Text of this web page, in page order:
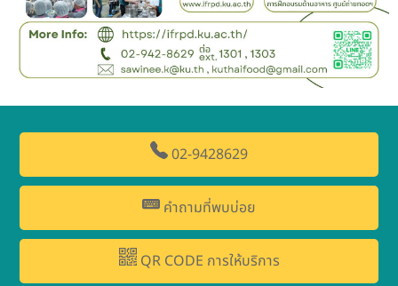
02-9428629
คำถามที่พบบ่อย
QR CODE การให้บริการ